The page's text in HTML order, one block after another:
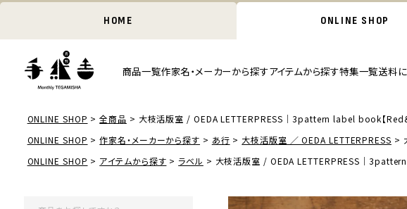
HOME ONLINE SHOP
商品一覧作家名・メーカーから探すアイテムから探す特集一覧送料
ONLINE SHOP 全商品
大枝活版室 / OEDA LETTERPRESS｜3pattern label book【
ONLINE SHOP
作家名・メーカーから探す あ行 大枝活版室 ／ OEDA LETTERPRESS
ONLINE SHOP
アイテムから探す ラベル 大枝活版室 / OEDA LETTERPRESS｜